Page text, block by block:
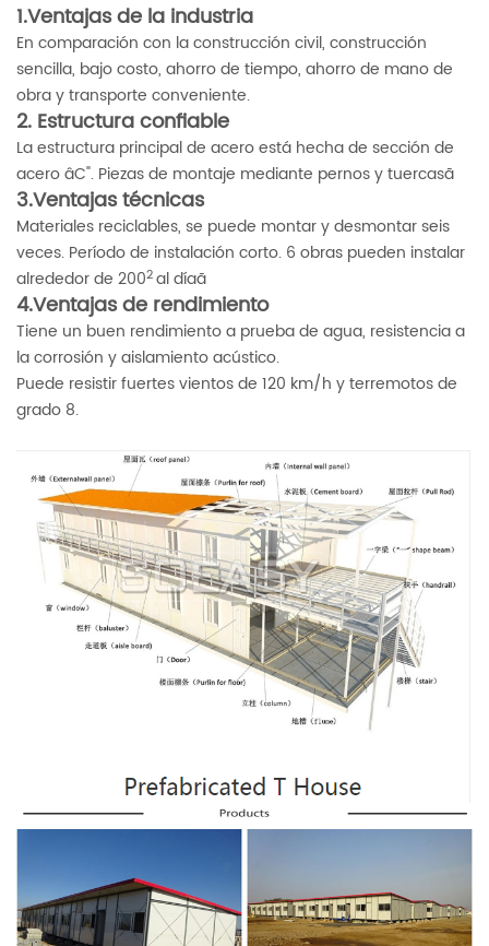
1.Ventajas de la industria
En comparación con la construcción civil, construcción
sencilla, bajo costo, ahorro de tiempo, ahorro de mano de
obra y transporte conveniente.
2. Estructura confiable
La estructura principal de acero está hecha de sección de
acero âC". Piezas de montaje mediante pernos y tuercasã
3.Ventajas técnicas
Materiales reciclables, se puede montar y desmontar seis
veces. Período de instalación corto. 6 obras pueden instalar
alrededor de 2002al díaã
4.Ventajas de rendimiento
Tiene un buen rendimiento a prueba de agua, resistencia a
la corrosión y aislamiento acústico.
Puede resistir fuertes vientos de 120 km/h y terremotos de
grado 8.